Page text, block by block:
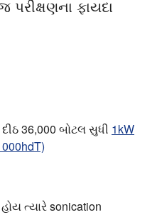
ફાયદા
36,000 બોટલ સુધી 1kW
ત્યારે sonication